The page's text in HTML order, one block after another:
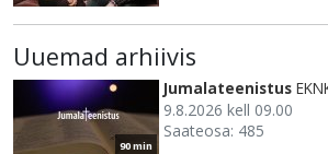
Uuemad arhiivis
90 min
Jumalateenistus
9.8.2026 kell 09.00
Saateosa: 485